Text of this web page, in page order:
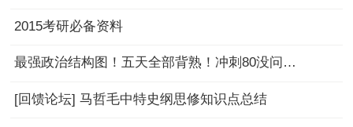
2015考研必备资料
最强政治结构图！五天全部背熟！冲刺80没问题！
[回馈论坛] 马哲毛中特史纲思修知识点总结